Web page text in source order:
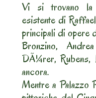
Vi si trovano la
esistente di
principali di opere
Bronzino,
DÃ¼rer, Rubens,
ancora.
Mentre a Palazzo